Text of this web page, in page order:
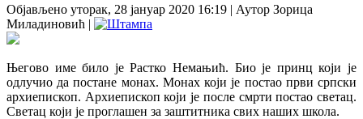
Објављено уторак, 28 јануар 2020 16:19 | Аутор Зорица
Миладиновић |
Његово име било је Растко Немањић. Био је принц који је
одлучио да постане монах. Монах који је постао први српски
архиепископ. Архиепископ који је после смрти постао светац.
Светац који је проглашен за заштитника свих наших школа.